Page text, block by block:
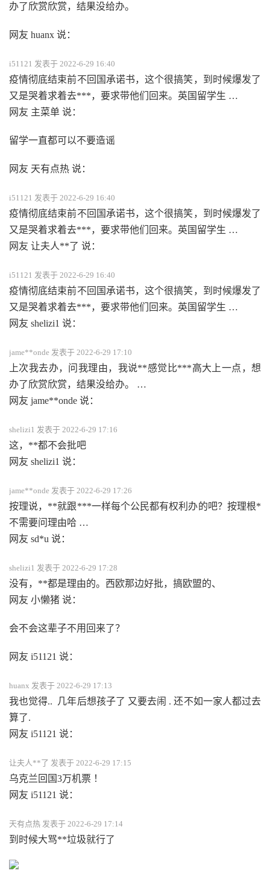
办了欣赏欣赏，结果没给办。
网友 huanx 说：
i51121 发表于 2022-6-29 16:40
疫情彻底结束前不回国承诺书，这个很搞笑，到时候爆发了
又是哭着求着去***，要求带他们回来。英国留学生 …
网友 主菜单 说：
留学一直都可以不要造谣
网友 天有点热 说：
i51121 发表于 2022-6-29 16:40
疫情彻底结束前不回国承诺书，这个很搞笑，到时候爆发了
又是哭着求着去***，要求带他们回来。英国留学生 …
网友 让夫人**了 说：
i51121 发表于 2022-6-29 16:40
疫情彻底结束前不回国承诺书，这个很搞笑，到时候爆发了
又是哭着求着去***，要求带他们回来。英国留学生 …
网友 shelizi1 说：
jame**onde 发表于 2022-6-29 17:10
上次我去办，问我理由，我说**感觉比***高大上一点，想
办了欣赏欣赏，结果没给办。 …
网友 jame**onde 说：
shelizi1 发表于 2022-6-29 17:16
这，**都不会批吧
网友 shelizi1 说：
jame**onde 发表于 2022-6-29 17:26
按理说，**就跟***一样每个公民都有权利办的吧？按理根*
不需要问理由哈 …
网友 sd*u 说：
shelizi1 发表于 2022-6-29 17:28
没有，**都是理由的。西欧那边好批，搞欧盟的、
网友 小懒猪 说：
会不会这辈子不用回来了？
网友 i51121 说：
huanx 发表于 2022-6-29 17:13
我也觉得.. 几年后想孩子了 又要去闹 . 还不如一家人都过去
算了.
网友 i51121 说：
让夫人**了 发表于 2022-6-29 17:15
乌克兰回国3万机票 ！
网友 i51121 说：
天有点热 发表于 2022-6-29 17:14
到时候大骂**垃圾就行了